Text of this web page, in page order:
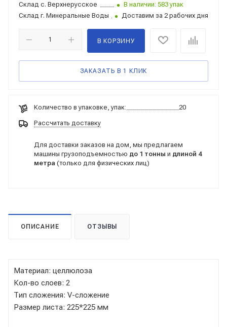
Склад с. Верхнерусское
В наличии: 583 упак
Склад г. Минеральные Воды Доставим за 2 рабочих дня
В КОРЗИНУ
ЗАКАЗАТЬ В 1 КЛИК
Количество в упаковке, упак: 20
Рассчитать доставку
Для доставки заказов на дом, мы предлагаем
машины грузоподъемностью до 1 тонны и длиной 4
метра (только для физических лиц)
ОПИСАНИЕ ОТЗЫВЫ
Материал: целлюлоза
Кол-во слоев: 2
Тип сложения: V-сложение
Размер листа: 225*225 мм